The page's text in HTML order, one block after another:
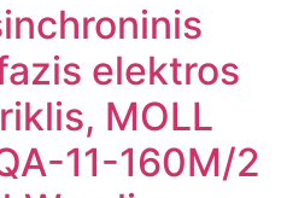
elektros
MOLL
11-160M/2